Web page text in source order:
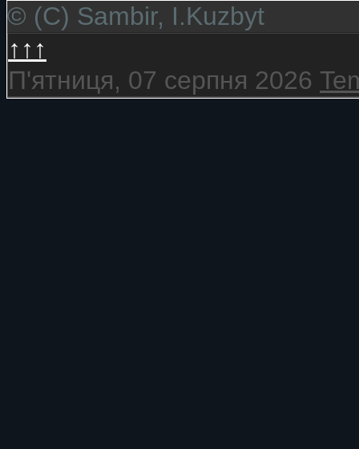
© (C) Sambir, I.Kuzbyt
↑↑↑
П'ятниця, 07 серпня 2026